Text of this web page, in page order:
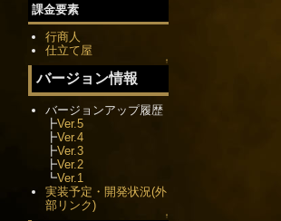
課金要素
行商人
仕立て屋
↑
バージョン情報
バージョンアップ履歴
┣Ver.5
┣Ver.4
┣Ver.3
┣Ver.2
┗Ver.1
実装予定・開発状況(外
部リンク)
↑